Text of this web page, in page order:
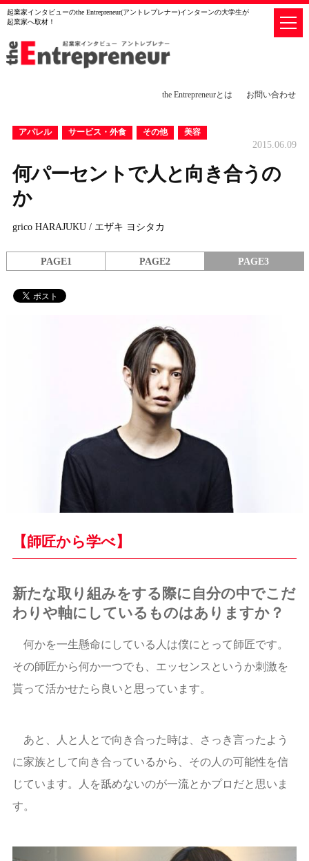
起業家インタビューのthe Entrepreneur(アントレプレナー)インターンの大学生が
起業家へ取材！
お問い合わせ
the Entrepreneurとは
アパレル サービス・外食 その他 美容
2015.06.09
何パーセントで人と向き合うの
か
grico HARAJUKU / エザキ ヨシタカ
PAGE1 PAGE2 PAGE3
【師匠から学べ】
新たな取り組みをする際に自分の中でこだ
わりや軸にしているものはありますか？
何かを一生懸命にしている人は僕にとって師匠です。
その師匠から何か一つでも、エッセンスというか刺激を
貰って活かせたら良いと思っています。
あと、人と人とで向き合った時は、さっき言ったよう
に家族として向き合っているから、その人の可能性を信
じています。人を舐めないのが一流とかプロだと思いま
す。